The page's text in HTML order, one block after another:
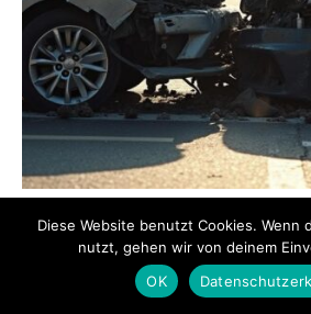
Werterhalt trotz
Strategien zur
Verkaufswertes Ihres
Ankäufern und Käufern
Diese Website benutzt Cookies. Wenn
nutzt, gehen wir von deinem
OK